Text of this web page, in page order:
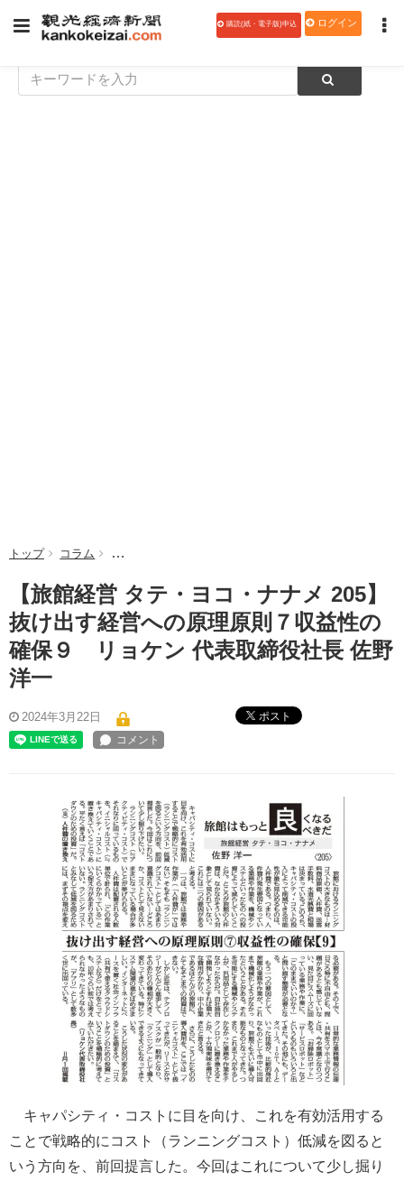
購読(紙・電子版)申込 ログイン
トップ コラム 【旅館経営 タテ・ヨコ・ナナメ 205】抜け出す経営
【旅館経営 タテ・ヨコ・ナナメ 205】
抜け出す経営への原理原則７収益性の
確保９ リョケン 代表取締役社長 佐野
洋一
2024年3月22日 ポスト
キャパシティ・コストに目を向け、これを有効活用する
ことで戦略的にコスト（ランニングコスト）低減を図ると
いう方向を、前回提言した。今回はこれについて少し掘り